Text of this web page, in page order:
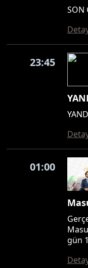
SON
23:45
01:00
gün